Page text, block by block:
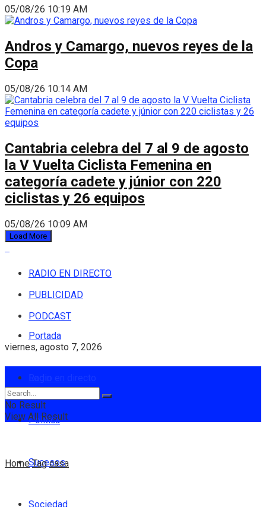
05/08/26 10:19 AM
Andros y Camargo, nuevos reyes de la
Copa
05/08/26 10:14 AM
Cantabria celebra del 7 al 9 de agosto
la V Vuelta Ciclista Femenina en
categoría cadete y júnior con 220
ciclistas y 26 equipos
05/08/26 10:09 AM
Load More
RADIO EN DIRECTO
PUBLICIDAD
PODCAST
viernes, agosto 7, 2026
Portada
Política
Sucesos
Sociedad
No Result
View All Result
Home Tag casa